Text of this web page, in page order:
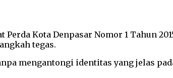
Kota Denpasar Nomor 1 Tahun
tegas.
mengantongi identitas yang jelas